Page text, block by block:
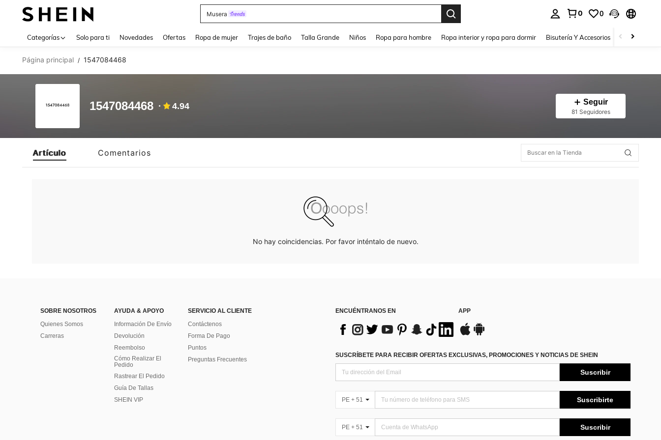
Musera
0 0
Categorías Solo para ti Novedades Ofertas Ropa de mujer Trajes de baño Talla Grande Niños Ropa para hombre Ropa interior y ropa para dormir Bisutería Y Accesorios Zapatos
Página principal / 1547084468
1547084468 4.94 Seguir
81 Seguidores
Artículo Comentarios
No hay coincidencias. Por favor inténtalo de nuevo.
SOBRE NOSOTROS
Quienes Somos
Carreras
AYUDA & APOYO
Información De Envío
Devolución
Reembolso
Cómo Realizar El
Pedido
Rastrear El Pedido
Guía De Tallas
SHEIN VIP
SERVICIO AL CLIENTE
Contáctenos
Forma De Pago
Puntos
Preguntas Frecuentes
ENCUÉNTRANOS EN APP
SUSCRÍBETE PARA RECIBIR OFERTAS EXCLUSIVAS, PROMOCIONES Y NOTICIAS DE SHEIN
Suscribir
PE + 51 Suscribirte
PE + 51 Suscribir